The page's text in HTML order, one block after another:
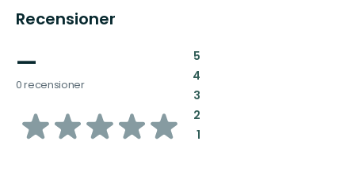
Recensioner
—
0 recensioner
av
5:
4:
3:
2:
1: